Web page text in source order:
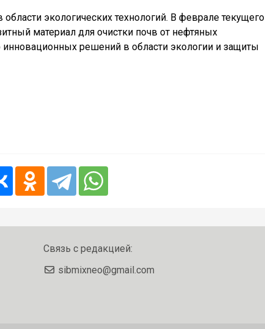
экологических технологий. В феврале текущего
материал для очистки почв от нефтяных
решений в области экологии и защиты
Связь с редакцией:
sibmixneo@gmail.com